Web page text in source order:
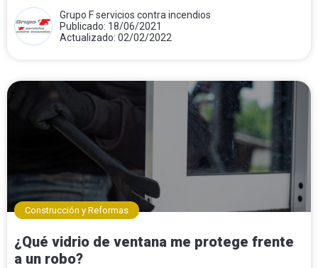
Grupo F servicios contra incendios
Publicado: 18/06/2021
Actualizado: 02/02/2022
Construcción y Reformas
¿Qué vidrio de ventana me protege frente
a un robo?